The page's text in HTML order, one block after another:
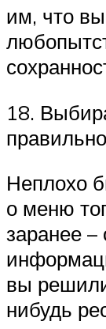
им, что
18.
Неплохо
о меню
заранее –
вы
нибудь